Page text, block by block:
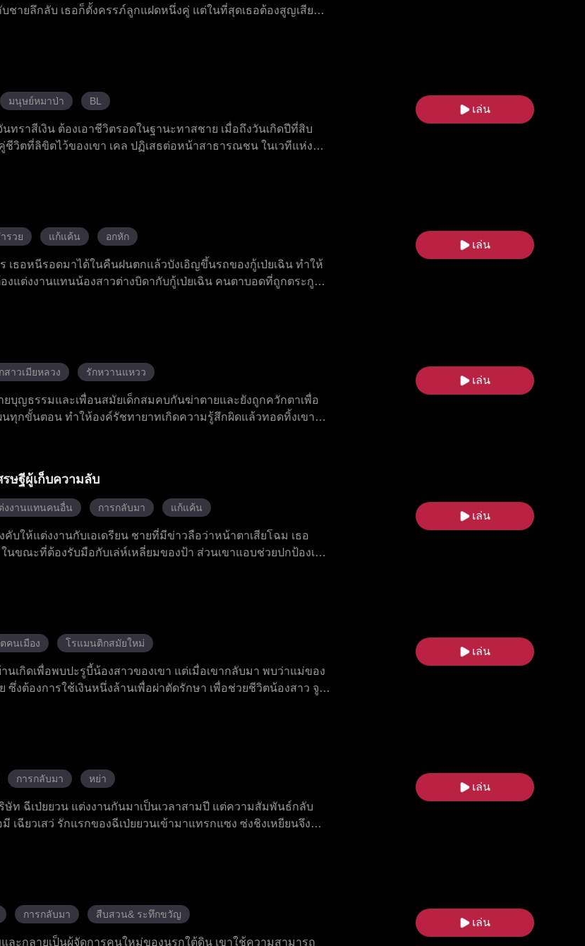
ชายลึกลับ เธอก็ตั้งครรภ์ลูกแฝดหนึ่งคู่ แต่ในที่สุดเธอต้องสูญเสียลูก
มนุษย์หมาป่า BL
ทราสีเงิน ต้องเอาชีวิตรอดในฐานะทาสชาย เมื่อถึงวันเกิดปีที่สิบ
วิตที่ลิขิตไว้ของเขา เคล ปฏิเสธต่อหน้าสาธารณชน ในเวทีแห่ง
ดว่ามีเพียงผู้หญิงเท่านั้นที่สามารถเป็นผู้นำหมาป่าได้ จากชีวิตทาส
องจักรวรรดิและครองตำแหน่งเคียงคู่กับเจ้าชายที่เขารัก
เล่น
รวย แก้แค้น อกหัก
เธอหนีรอดมาได้ในคืนฝนตกแล้วบังเอิญขึ้นรถของกู้เป่ยเฉิน ทำให้
แต่งงานแทนน้องสาวต่างบิดากับกู้เป่ยเฉิน คนตาบอดที่ถูกตระกูลกู้
ซึ่งกันและกันเป็นความรักแท้ และให้คำมั่นรักตลอดชีวิตในงาน
เล่น
สาวเมียหลวง รักหวานแหวว
บุญธรรมและเพื่อนสมัยเด็กสมคบกันฆ่าตายและยังถูกควักตาเพื่อ
นทุกขั้นตอน ทำให้องค์รัชทายาทเกิดความรู้สึกผิดแล้วทอดทิ้งเขา
งงานกับองค์ชายที่มีแต่นางในสายตา แม้พิธีแต่งงานใกล้จะมาถึง
องนางยังคงเคลื่อนไหวในเงามืดละครที่ยอดเยี่ยมเพิ่งจะเริ่มต้น
เล่น
ษฐีผู้เก็บความลับ
งงานแทนคนอื่น การกลับมา แก้แค้น
บให้แต่งงานกับเอเดรียน ชายที่มีข่าวลือว่าหน้าตาเสียโฉม เธอ
นขณะที่ต้องรับมือกับเล่ห์เหลี่ยมของป้า ส่วนเขาแอบช่วยปกป้องเธอ
เล่น
คนเมือง โรแมนติกสมัยใหม่
นเกิดเพื่อพบปะรูบี้น้องสาวของเขา แต่เมื่อเขากลับมา พบว่าแม่ของ
ซึ่งต้องการใช้เงินหนึ่งล้านเพื่อผ่าตัดรักษา เพื่อช่วยชีวิตน้องสาว จู
รวยที่อาฆาตแค้น ด้วยการปกป้องอย่างเสียสละของจูเลียนครั้ง
จเขา แฮลีย์ เพื่อนสนิทของเจียนนาก็ตกหลุมรักจูเลียนผู้กล้าหาญและ
สำเร็จและศัตรูทั้งหมดก็พ่ายแพ้สิ้นเชิง จูเลียนผู้มีแผลเป็นทั่วตัวไม่
พียงแต่ได้งานทำแต่ยังได้พบบ้านและที่พักพิงที่อบอุ่นแล้ว
เล่น
การกลับมา หย่า
ท ฉีเป่ยยวน แต่งงานกันมาเป็นเวลาสามปี แต่ความสัมพันธ์กลับ
เฉียวเสว่ รักแรกของฉีเป่ยยวนเข้ามาแทรกแซง ซ่งชิงเหยียนจึง
สามารถคลี่คลายความเข้าใจผิดทั้งหมดได้ ความห่างเหินในอดีต
กัน ความรักของพวกเขาเหมือนสายสัมพันธ์ที่ขาดแล้วกลับมาร้อย
บูรณ์แบบในชีวิตคู่
เล่น
การกลับมา สืบสวน& ระทึกขวัญ
ละกลายเป็นผู้จัดการคนใหม่ของนรกใต้ดิน เขาใช้ความสามารถ
เล่น